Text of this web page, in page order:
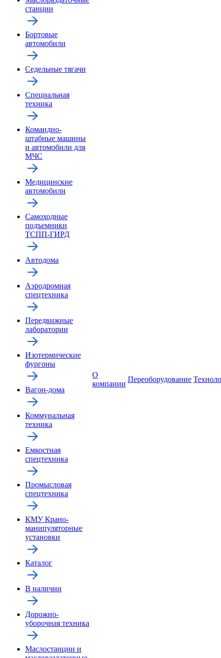
станции
Бортовые
автомобили
Седельные тягачи
Специальная
техника
Командно-
штабные машины
и автомобили для
МЧС
Медицинские
автомобили
Самоходные
подъемники
ТСПП-ГИРД
Автодома
Аэродромная
спецтехника
Передвижные
лаборатории
Изотермические
фургоны
Вагон-дома
Коммунальная
техника
Емкостная
спецтехника
Промысловая
спецтехника
КМУ Крано-
манипуляторные
установки
Каталог
В наличии
Дорожно-
уборочная техника
Маслостанции и
О
компании
Переоборудование